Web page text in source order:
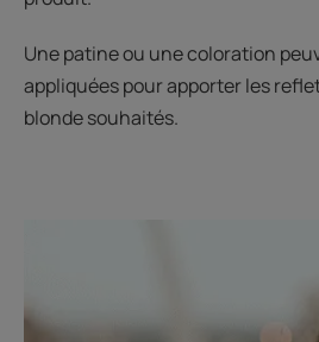
Une patine ou une coloration
appliquées pour apporter les
blonde souhaités.